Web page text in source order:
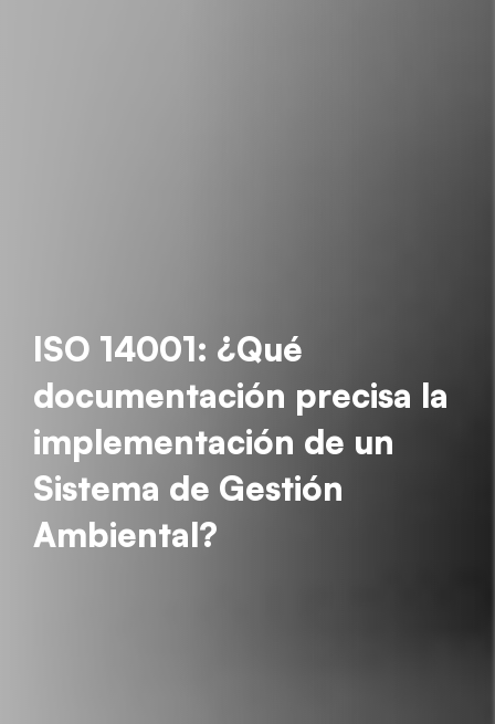
ISO 14001: ¿Qué
documentación precisa la
implementación de un
Sistema de Gestión
Ambiental?